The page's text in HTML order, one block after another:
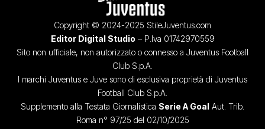
Copyright © 2024-2025 StileJuventus.com
Editor Digital Studio – P.Iva 01742970559
Sito non ufficiale, non autorizzato o connesso a Juventus Football
Club S.p.A.
I marchi Juventus e Juve sono di esclusiva proprietà di Juventus
Football Club S.p.A.
Supplemento alla Testata Giornalistica Serie A Goal Aut. Trib.
Roma n° 97/25 del 02/10/2025